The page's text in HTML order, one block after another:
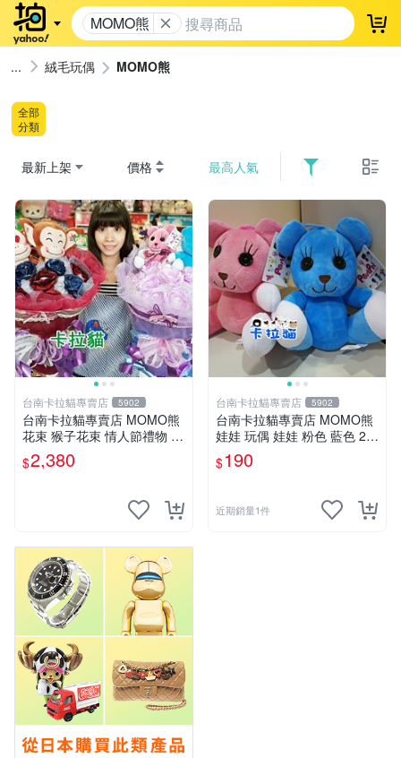
MOMO熊 登
絨毛玩偶 MOMO熊
全部
分類
最新上架 價格 最高人氣
台南卡拉貓專賣店 5902
台南卡拉貓專賣店 MOMO熊
花束 猴子花束 情人節禮物 二
選一 可繡字 可今天寄明天到
$2,380
台南卡拉貓專賣店 5902
台南卡拉貓專賣店 MOMO熊
娃娃 玩偶 娃娃 粉色 藍色 2色
分售
$190
近期銷量1件